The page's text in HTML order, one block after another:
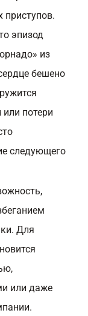
приступов.
эпизод
из
бешено
или потери
следующего
Для
или даже